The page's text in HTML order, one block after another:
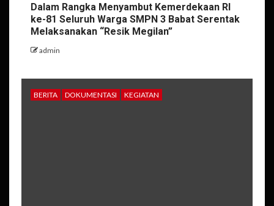
Dalam Rangka Menyambut Kemerdekaan RI
ke-81 Seluruh Warga SMPN 3 Babat Serentak
Melaksanakan “Resik Megilan”
admin
BERITA DOKUMENTASI KEGIATAN